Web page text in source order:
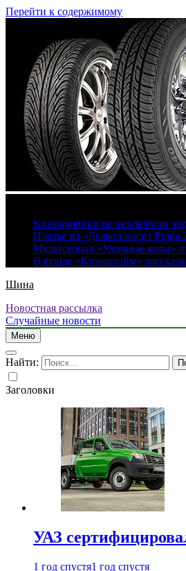
Перейти к содержимому
Кинокритики не исключили
Платье из «Дьявол носит
Мультсериал «Уличные коты»
В фонде «Кинопрайм»
Шина
Новостная рассылка
Случайные новости
Меню
Найти:
Заголовки
УАЗ
1 год спустя1 год спустя